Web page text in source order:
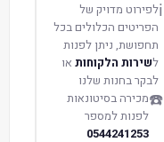
ℹ️לפירוט מדויק של
הפריטים הכלולים בכל
תחפושת, ניתן לפנות
לשירות הלקוחות או
לבקר בחנות שלנו
☎️מכירה בסיטונאות
לפנות למספר
0544241253